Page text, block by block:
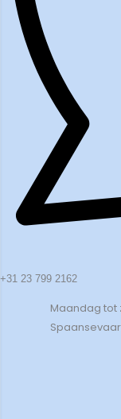
+31 23 799 2162
Maandag tot